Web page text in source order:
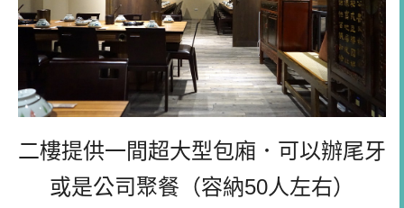
二樓提供一間超大型包廂．可以辦尾牙
或是公司聚餐（容納50人左右）